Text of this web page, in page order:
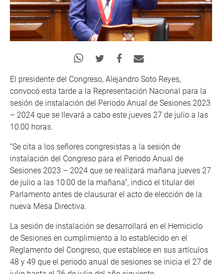
El presidente del Congreso, Alejandro Soto Reyes,
convocó esta tarde a la Representación Nacional para la
sesión de instalación del Periodo Anual de Sesiones 2023
– 2024 que se llevará a cabo este jueves 27 de julio a las
10:00 horas.
“Se cita a los señores congresistas a la sesión de
instalación del Congreso para el Periodo Anual de
Sesiones 2023 – 2024 que se realizará mañana jueves 27
de julio a las 10:00 de la mañana”, indicó el titular del
Parlamento antes de clausurar el acto de elección de la
nueva Mesa Directiva.
La sesión de instalación se desarrollará en el Hemiciclo
de Sesiones en cumplimiento a lo establecido en el
Reglamento del Congreso, que establece en sus artículos
48 y 49 que el periodo anual de sesiones se inicia el 27 de